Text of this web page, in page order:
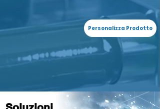
Personalizza Prodotto